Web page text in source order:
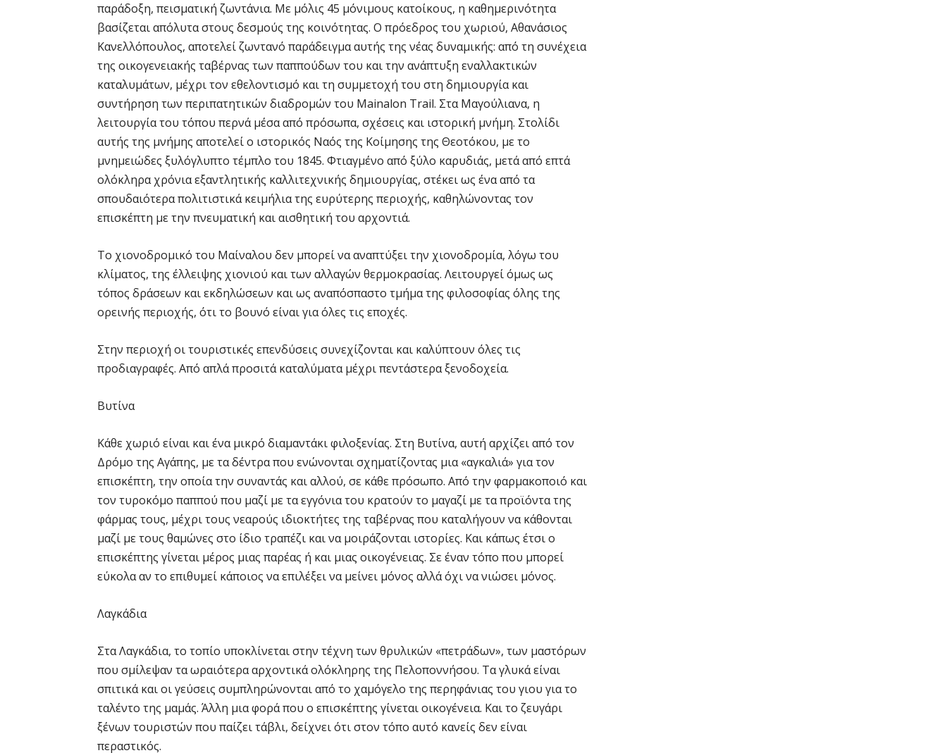
παράδοξη, πεισματική ζωντάνια. Με μόλις 45 μόνιμους κατοίκους, η καθημερινότητα
βασίζεται απόλυτα στους δεσμούς της κοινότητας. Ο πρόεδρος του χωριού, Αθανάσιος
Κανελλόπουλος, αποτελεί ζωντανό παράδειγμα αυτής της νέας δυναμικής: από τη συνέχεια
της οικογενειακής ταβέρνας των παππούδων του και την ανάπτυξη εναλλακτικών
καταλυμάτων, μέχρι τον εθελοντισμό και τη συμμετοχή του στη δημιουργία και
συντήρηση των περιπατητικών διαδρομών του Mainalon Trail. Στα Μαγούλιανα, η
λειτουργία του τόπου περνά μέσα από πρόσωπα, σχέσεις και ιστορική μνήμη. Στολίδι
αυτής της μνήμης αποτελεί ο ιστορικός Ναός της Κοίμησης της Θεοτόκου, με το
μνημειώδες ξυλόγλυπτο τέμπλο του 1845. Φτιαγμένο από ξύλο καρυδιάς, μετά από επτά
ολόκληρα χρόνια εξαντλητικής καλλιτεχνικής δημιουργίας, στέκει ως ένα από τα
σπουδαιότερα πολιτιστικά κειμήλια της ευρύτερης περιοχής, καθηλώνοντας τον
επισκέπτη με την πνευματική και αισθητική του αρχοντιά.
Το χιονοδρομικό του Μαίναλου δεν μπορεί να αναπτύξει την χιονοδρομία, λόγω του
κλίματος, της έλλειψης χιονιού και των αλλαγών θερμοκρασίας. Λειτουργεί όμως ως
τόπος δράσεων και εκδηλώσεων και ως αναπόσπαστο τμήμα της φιλοσοφίας όλης της
ορεινής περιοχής, ότι το βουνό είναι για όλες τις εποχές.
Στην περιοχή οι τουριστικές επενδύσεις συνεχίζονται και καλύπτουν όλες τις
προδιαγραφές. Από απλά προσιτά καταλύματα μέχρι πεντάστερα ξενοδοχεία.
Βυτίνα
Κάθε χωριό είναι και ένα μικρό διαμαντάκι φιλοξενίας. Στη Βυτίνα, αυτή αρχίζει από τον
Δρόμο της Αγάπης, με τα δέντρα που ενώνονται σχηματίζοντας μια «αγκαλιά» για τον
επισκέπτη, την οποία την συναντάς και αλλού, σε κάθε πρόσωπο. Από την φαρμακοποιό και
τον τυροκόμο παππού που μαζί με τα εγγόνια του κρατούν το μαγαζί με τα προϊόντα της
φάρμας τους, μέχρι τους νεαρούς ιδιοκτήτες της ταβέρνας που καταλήγουν να κάθονται
μαζί με τους θαμώνες στο ίδιο τραπέζι και να μοιράζονται ιστορίες. Και κάπως έτσι ο
επισκέπτης γίνεται μέρος μιας παρέας ή και μιας οικογένειας. Σε έναν τόπο που μπορεί
εύκολα αν το επιθυμεί κάποιος να επιλέξει να μείνει μόνος αλλά όχι να νιώσει μόνος.
Λαγκάδια
Στα Λαγκάδια, το τοπίο υποκλίνεται στην τέχνη των θρυλικών «πετράδων», των μαστόρων
που σμίλεψαν τα ωραιότερα αρχοντικά ολόκληρης της Πελοποννήσου. Τα γλυκά είναι
σπιτικά και οι γεύσεις συμπληρώνονται από το χαμόγελο της περηφάνιας του γιου για το
ταλέντο της μαμάς. Άλλη μια φορά που ο επισκέπτης γίνεται οικογένεια. Και το ζευγάρι
ξένων τουριστών που παίζει τάβλι, δείχνει ότι στον τόπο αυτό κανείς δεν είναι
περαστικός.